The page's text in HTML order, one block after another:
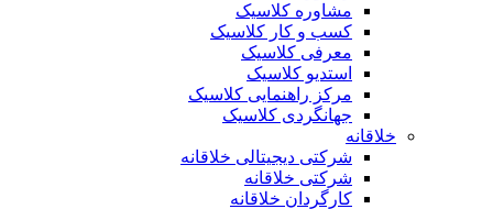
مشاوره کلاسیک
کسب و کار کلاسیک
معرفی کلاسیک
استدیو کلاسیک
مرکز راهنمایی کلاسیک
جهانگردی کلاسیک
خلاقانه
شرکتی دیجیتالی خلاقانه
شرکتی خلاقانه
کارگردان خلاقانه